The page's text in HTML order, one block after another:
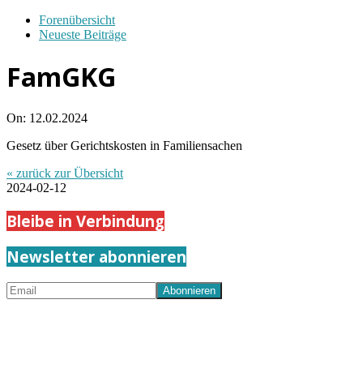
Forenübersicht
Neueste Beiträge
FamGKG
On: 12.02.2024
Gesetz über Gerichtskosten in Familiensachen
« zurück zur Übersicht
2024-02-12
Bleibe in Verbindung
Newsletter abonnieren